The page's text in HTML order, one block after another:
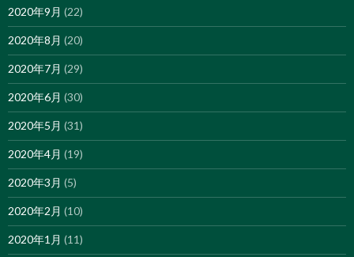
2020年9月 (22)
2020年8月 (20)
2020年7月 (29)
2020年6月 (30)
2020年5月 (31)
2020年4月 (19)
2020年3月 (5)
2020年2月 (10)
2020年1月 (11)